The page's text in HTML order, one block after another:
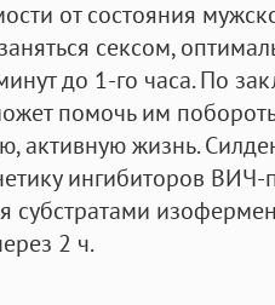
от состояния
сексом,
до 1-го часа. По
помочь им
активную жизнь.
ингибиторов ВИЧ-
субстратами
2 ч.